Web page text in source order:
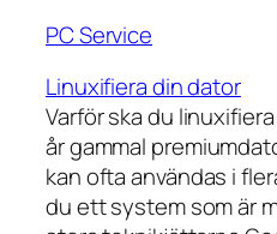
PC Service
Linuxifiera din dator
Varför ska du
år gammal
kan ofta användas i
du ett system som är